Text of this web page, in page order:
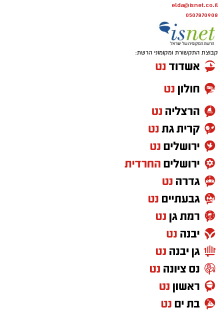
elda@isnet.co.il
0507870908
קבוצת התקשורת ומקומוני הרשת: